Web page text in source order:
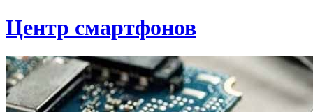
Центр смартфонов